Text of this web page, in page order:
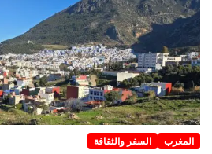
المغرب السفر والثقافة